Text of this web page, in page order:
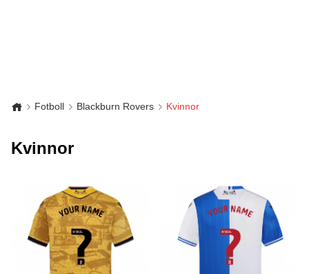
Fotboll Blackburn Rovers Kvinnor
Kvinnor